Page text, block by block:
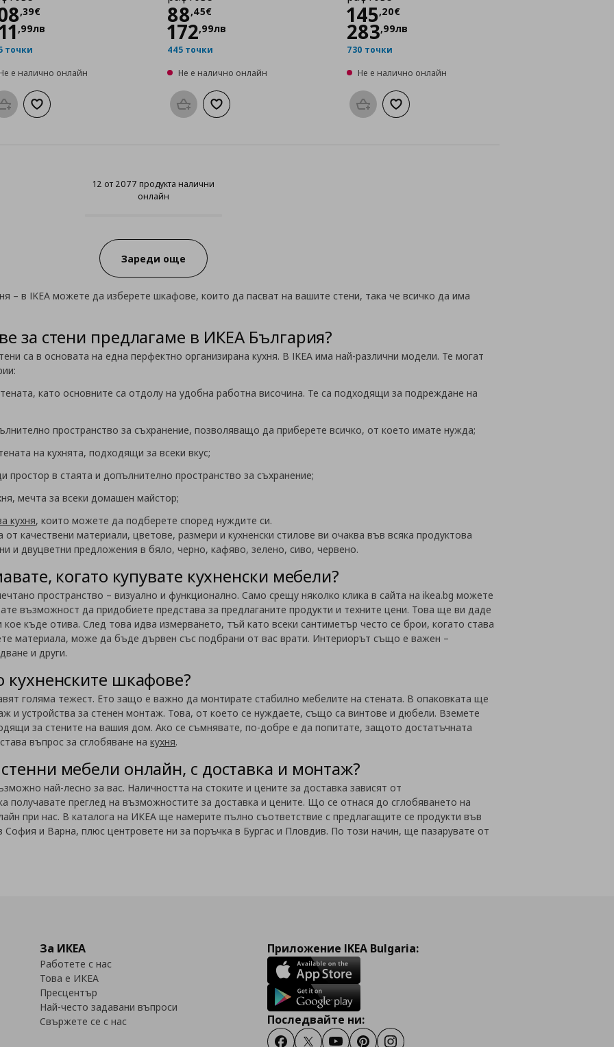
,39€
,99лв
точки
Не е налично онлайн
Προσθήκη στο καλάθι
Добави към списъка с любими
88,45€
Цена
172,99лв
445 точки
Не е налично онлайн
Προσθήκη στο καλάθι
Добави към списъка с любими
145,20€
Цена
283,99лв
730 точки
Не е налично онлайн
Προσθήκη στο καλάθι
Добави към списъка с любими
12 от 2077 продукта налични
онлайн
Зареди още
– в IKEA можете да изберете шкафове, които да пасват на вашите стени, така че всичко да има
за стени предлагаме в ИКЕА България?
са в основата на една перфектно организирана кухня. В IKEA има най-различни модели. Те могат
като основните са отдолу на удобна работна височина. Те са подходящи за подреждане на
пространство за съхранение, позволяващо да приберете всичко, от което имате нужда;
на кухнята, подходящи за всеки вкус;
простор в стаята и допълнително пространство за съхранение;
мечта за всеки домашен майстор;
кухня, които можете да подберете според нуждите си.
качествени материали, цветове, размери и кухненски стилове ви очаква във всяка продуктова
и двуцветни предложения в бяло, черно, кафяво, зелено, сиво, червено.
когато купувате кухненски мебели?
пространство – визуално и функционално. Само срещу няколко клика в сайта на ikea.bg можете
възможност да придобиете представа за предлаганите продукти и техните цени. Това ще ви даде
къде отива. След това идва измерването, тъй като всеки сантиметър често се брои, когато става
материала, може да бъде дървен със подбрани от вас врати. Интериорът също е важен –
и други.
шкафове?
голяма тежест. Ето защо е важно да монтирате стабилно мебелите на стената. В опаковката ще
и устройства за стенен монтаж. Това, от което се нуждаете, също са винтове и дюбели. Вземете
за стените на вашия дом. Ако се съмнявате, по-добре е да попитате, защото достатъчната
въпрос за сглобяване накухня.
мебели онлайн, с доставка и монтаж?
най-лесно за вас. Наличността на стоките и цените за доставка зависят от
получавате преглед на възможностите за доставка и цените. Що се отнася до сглобяването на
при нас. В каталога на ИКЕА ще намерите пълно съответствие с предлагащите се продукти във
и Варна, плюс центровете ни за поръчка в Бургас и Пловдив. По този начин, ще пазарувате от
За ИКЕА
Работете с нас
Това е ИКЕА
Пресцентър
Най-често задавани въпроси
Свържете се с нас
Приложение IKEA Bulgaria:
Последвайте ни: